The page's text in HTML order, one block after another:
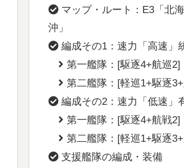
マップ・ルート：E3「北
沖」
編成その1：速力「高速」
第一艦隊：[駆逐4+航巡2]
第二艦隊：[軽巡1+駆逐
編成その2：速力「低速」
第一艦隊：[駆逐4+航戦2]
第二艦隊：[軽巡1+駆逐
支援艦隊の編成・装備